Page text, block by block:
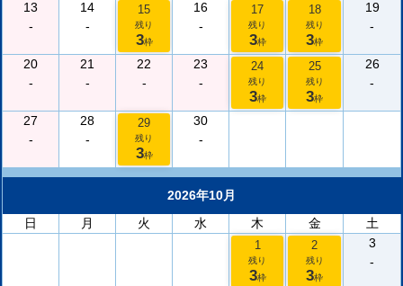
13
-
14
-
15
残り
3枠
16
-
17
残り
3枠
18
残り
3枠
19
-
20
-
21
-
22
-
23
-
24
残り
3枠
25
残り
3枠
26
-
27
-
28
-
29
残り
3枠
30
-
2026年10月
日
月 火 水 木 金 土
1
残り
3枠
2
残り
3枠
3
-